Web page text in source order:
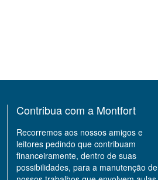
Contribua com a Montfort
Recorremos aos nossos amigos e
leitores pedindo que contribuam
financeiramente, dentro de suas
possibilidades, para a manutenção de